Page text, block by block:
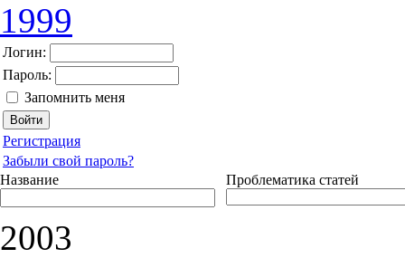
1999
Логин:
Пароль:
Запомнить меня
Регистрация
Забыли свой пароль?
Название
Проблематика статей
2003